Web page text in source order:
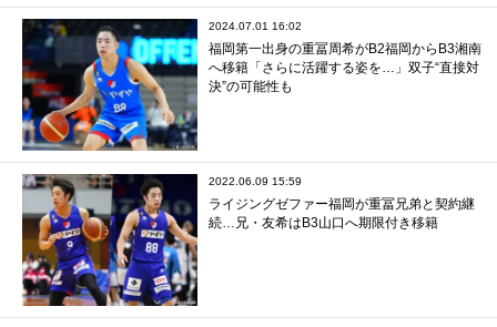
2024.07.01 16:02
福岡第一出身の重冨周希がB2福岡からB3湘南
へ移籍「さらに活躍する姿を…」双子“直接対
決”の可能性も
2022.06.09 15:59
ライジングゼファー福岡が重冨兄弟と契約継
続…兄・友希はB3山口へ期限付き移籍